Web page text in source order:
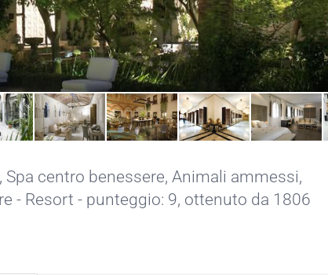
, Spa centro benessere, Animali ammessi,
- Resort - punteggio: 9, ottenuto da 1806